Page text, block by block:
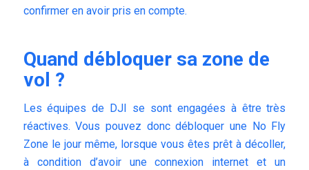
confirmer en avoir pris en compte.
Quand débloquer sa zone de
vol ?
Les équipes de DJI se sont engagées à être très
réactives. Vous pouvez donc débloquer une No Fly
Zone le jour même, lorsque vous êtes prêt à décoller,
à condition d’avoir une connexion internet et un